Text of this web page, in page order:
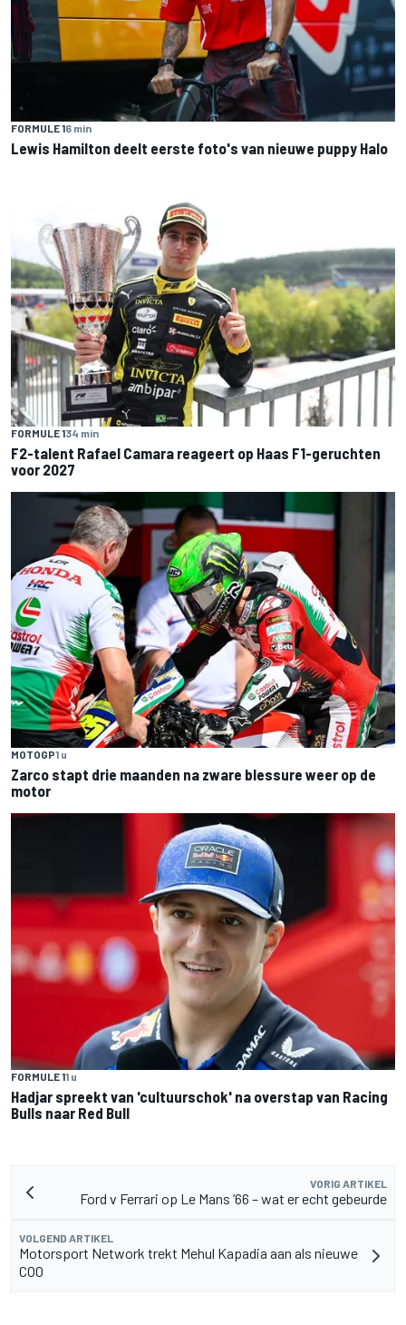
FORMULE 16 min
Lewis Hamilton deelt eerste foto's van nieuwe puppy Halo
FORMULE 134 min
F2-talent Rafael Camara reageert op Haas F1-geruchten
voor 2027
MOTOGP1 u
Zarco stapt drie maanden na zware blessure weer op de
motor
FORMULE 11 u
Hadjar spreekt van 'cultuurschok' na overstap van Racing
Bulls naar Red Bull
VORIG ARTIKEL
Ford v Ferrari op Le Mans ’66 – wat er echt gebeurde
VOLGEND ARTIKEL
Motorsport Network trekt Mehul Kapadia aan als nieuwe
COO